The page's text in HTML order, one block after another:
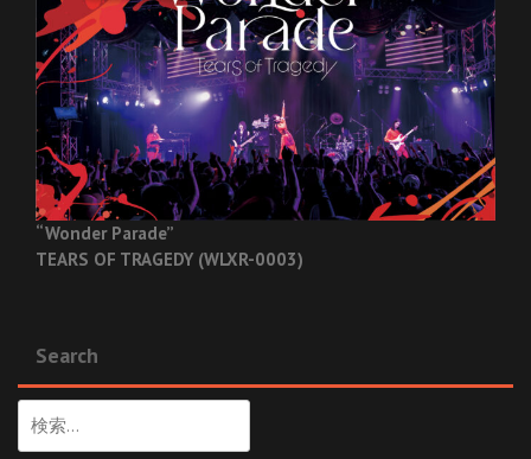
“Wonder Parade”
TEARS OF TRAGEDY (WLXR-0003)
Search
索: